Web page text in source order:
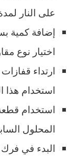
على النار لمدة
إضافة كمية
اختيار نوع
ارتداء
استخدام هذا
استخدام
المحلول
البدء في